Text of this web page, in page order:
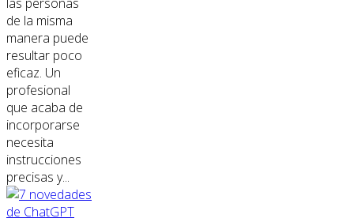
de la misma
manera puede
resultar poco
eficaz. Un
profesional
que acaba de
incorporarse
necesita
instrucciones
precisas y...